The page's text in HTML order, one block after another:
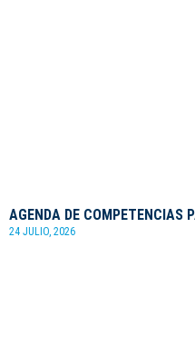
AGENDA DE COMPETENCIAS
24 JULIO, 2026